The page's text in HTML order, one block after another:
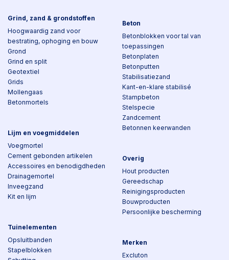
Grind, zand & grondstoffen
Hoogwaardig zand voor
bestrating, ophoging en bouw
Grond
Grind en split
Geotextiel
Grids
Mollengaas
Betonmortels
Lijm en voegmiddelen
Voegmortel
Cement gebonden artikelen
Accessoires en benodigdheden
Drainagemortel
Inveegzand
Kit en lijm
Tuinelementen
Opsluitbanden
Stapelblokken
Beton
Betonblokken voor tal van
toepassingen
Betonplaten
Betonputten
Stabilisatiezand
Kant-en-klare stabilisé
Stampbeton
Stelspecie
Zandcement
Betonnen keerwanden
Overig
Hout producten
Gereedschap
Reinigingsproducten
Bouwproducten
Persoonlijke bescherming
Merken
Excluton